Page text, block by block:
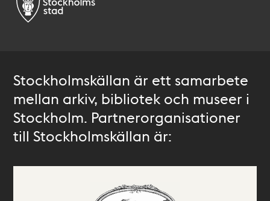
Stockholmskällan är ett samarbete
mellan arkiv, bibliotek och museer i
Stockholm. Partnerorganisationer
till Stockholmskällan är: